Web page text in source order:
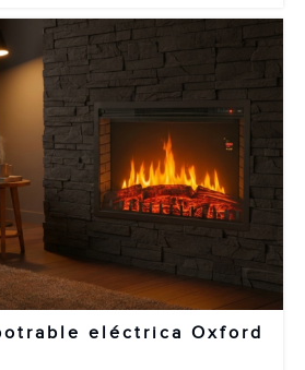
eléctrica Oxford